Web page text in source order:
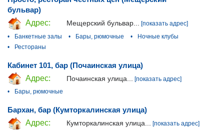
бульвар)
Адрес:
Мещерский бульвар...
[показать адрес]
•
Банкетные залы • Бары, рюмочные •
Ночные клубы
•
Рестораны
Кабинет 101, бар (Почаинская улица)
Адрес:
Почаинская улица...
[показать адрес]
•
Бары, рюмочные
Бархан, бар (Кумторкалинская улица)
Адрес:
Кумторкалинская улица... [показать адрес]